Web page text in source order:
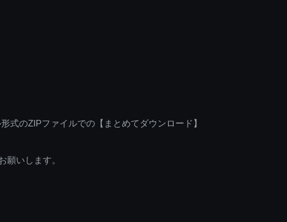
のZIPファイルでの【まとめてダウンロード】
いします。